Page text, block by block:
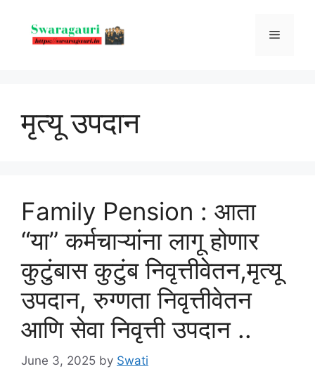
content
Menu
मृत्यू उपदान
Family Pension : आता
“या” कर्मचाऱ्यांना लागू होणार
कुटुंबास कुटुंब निवृत्तीवेतन,मृत्यू
उपदान, रुग्णता निवृत्तीवेतन
आणि सेवा निवृत्ती उपदान ..
June 3, 2025 by Swati